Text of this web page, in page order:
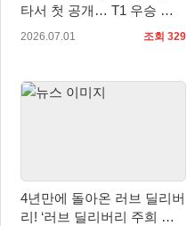
타서 첫 공개… T1 우승 기
념 카드 전시
2026.07.01 조회 329
4년만에 돌아온 러브 딜리버
리! ‘러브 딜리버리 주희 애